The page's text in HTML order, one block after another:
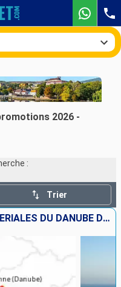
Compagnies
2026 -
:
Trier
CROISIÈRE CAPITALES IMPÉRIALES DU DANUBE DE BUDAPEST À MUNICH